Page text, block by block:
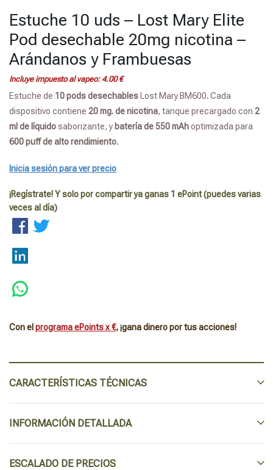
Estuche 10 uds – Lost Mary Elite
Pod desechable 20mg nicotina –
Arándanos y Frambuesas
Incluye impuesto al vapeo: 4.00€
Estuche de 10 podsdesechablesLost Mary BM600.Cada
dispositivo contiene 20 mg. de nicotina, tanque precargado con 2
ml de líquidosaborizante, y batería de 550 mAhoptimizada para
600 puff de alto rendimiento.
Inicia sesión para ver precio
¡Regístrate! Y solo por compartir ya ganas 1 ePoint (puedes varias
veces al día)
Con elprograma ePoints x €, ¡gana dinero por tus acciones!
CARACTERÍSTICAS TÉCNICAS
INFORMACIÓN DETALLADA
ESCALADO DE PRECIOS